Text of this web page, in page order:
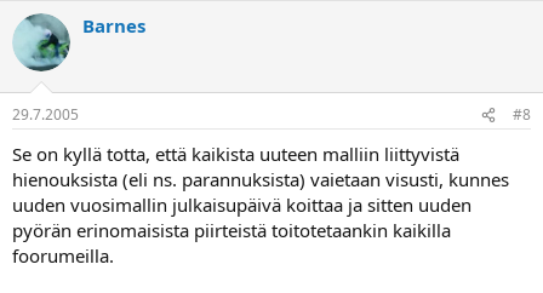
Barnes
29.7.2005 #8
Se on kyllä totta, että kaikista uuteen malliin liittyvistä
hienouksista (eli ns. parannuksista) vaietaan visusti, kunnes
uuden vuosimallin julkaisupäivä koittaa ja sitten uuden
pyörän erinomaisista piirteistä toitotetaankin kaikilla
foorumeilla.